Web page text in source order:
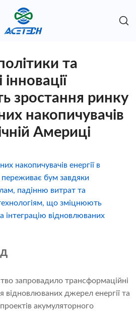
та
зростання ринку
накопичувачів
Америці
накопичувачів енергії в
переживає бум завдяки
падінню витрат та
що зміцнюють
інтеграцію відновлюваних
запровадило трансформаційні
відновлюваних джерел енергії та
акумуляторного